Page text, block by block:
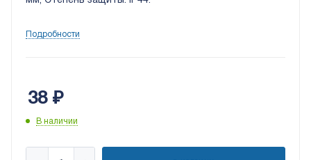
Подробности
38₽
В наличии